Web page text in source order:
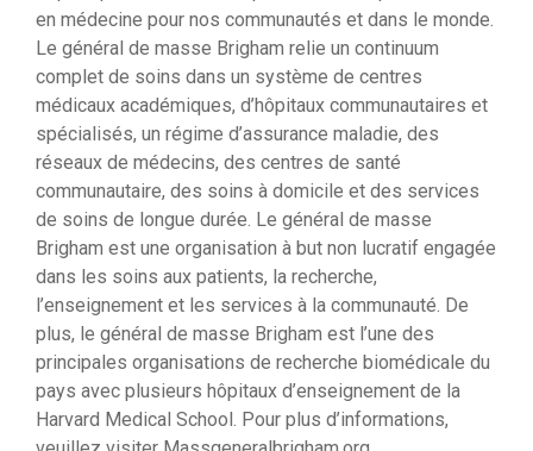
en médecine pour nos communautés et dans le monde.
Le général de masse Brigham relie un continuum
complet de soins dans un système de centres
médicaux académiques, d’hôpitaux communautaires et
spécialisés, un régime d’assurance maladie, des
réseaux de médecins, des centres de santé
communautaire, des soins à domicile et des services
de soins de longue durée. Le général de masse
Brigham est une organisation à but non lucratif engagée
dans les soins aux patients, la recherche,
l’enseignement et les services à la communauté. De
plus, le général de masse Brigham est l’une des
principales organisations de recherche biomédicale du
pays avec plusieurs hôpitaux d’enseignement de la
Harvard Medical School. Pour plus d’informations,